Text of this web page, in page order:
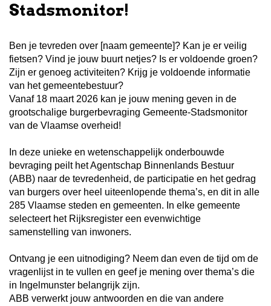
Stadsmonitor!
Ben je tevreden over [naam gemeente]? Kan je er veilig
fietsen? Vind je jouw buurt netjes? Is er voldoende groen?
Zijn er genoeg activiteiten? Krijg je voldoende informatie
van het gemeentebestuur?
Vanaf 18 maart 2026 kan je jouw mening geven in de
grootschalige burgerbevraging Gemeente-Stadsmonitor
van de Vlaamse overheid!
In deze unieke en wetenschappelijk onderbouwde
bevraging peilt het Agentschap Binnenlands Bestuur
(ABB) naar de tevredenheid, de participatie en het gedrag
van burgers over heel uiteenlopende thema’s, en dit in alle
285 Vlaamse steden en gemeenten. In elke gemeente
selecteert het Rijksregister een evenwichtige
samenstelling van inwoners.
Ontvang je een uitnodiging? Neem dan even de tijd om de
vragenlijst in te vullen en geef je mening over thema’s die
in Ingelmunster belangrijk zijn.
ABB verwerkt jouw antwoorden en die van andere